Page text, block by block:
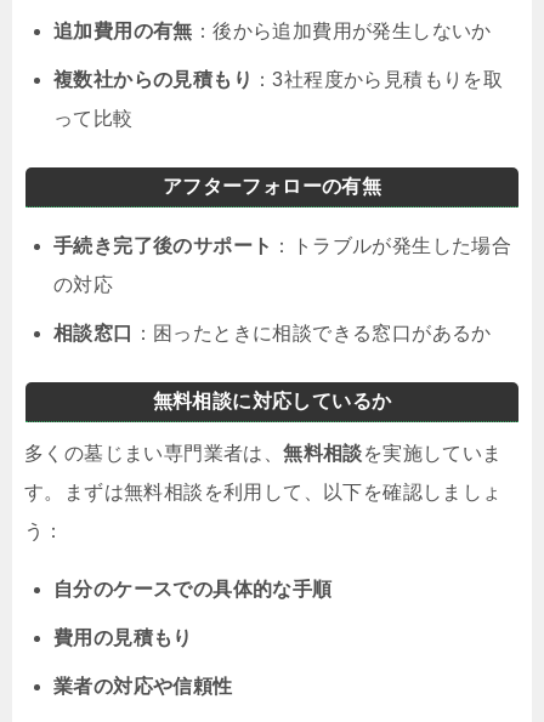
追加費用の有無 ：後から追加費用が発生しないか
複数社からの見積もり ：3社程度から見積もりを取
って比較
アフターフォローの有無
手続き完了後のサポート ：トラブルが発生した場合
の対応
相談窓口 ：困ったときに相談できる窓口があるか
無料相談に対応しているか
多くの墓じまい専門業者は、無料相談を実施していま
す。まずは無料相談を利用して、以下を確認しましょ
う：
自分のケースでの具体的な手順
費用の見積もり
業者の対応や信頼性